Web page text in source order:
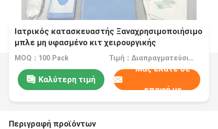
Ιατρικός κατασκευαστής Ξαναχρησιμοποιήσιμο
μπλε μη υφασμένο κιτ χειρουργικής
αγγειογραφίας
MOQ：100 Pack Τιμή：Διαπραγματεύσιμα
Καλύτερη τιμή
Μας ελάτε σε
επαφή με
Περιγραφή προϊόντων